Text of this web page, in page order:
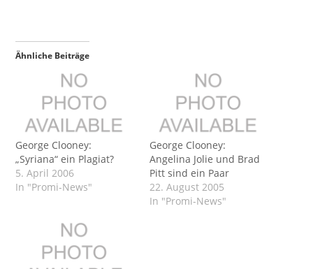
Ähnliche Beiträge
George Clooney:
„Syriana“ ein Plagiat?
5. April 2006
In "Promi-News"
George Clooney:
Angelina Jolie und Brad
Pitt sind ein Paar
22. August 2005
In "Promi-News"